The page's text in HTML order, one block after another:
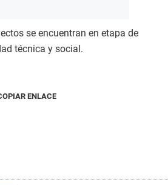
se encuentran en etapa de
técnica y social.
ENLACE